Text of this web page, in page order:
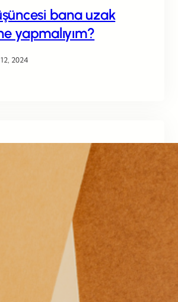
bana uzak
yapmalıyım?
2024